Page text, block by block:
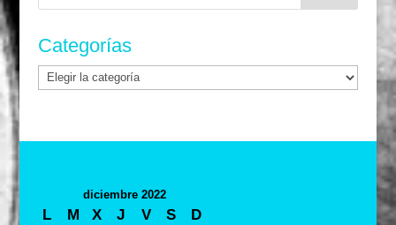
Categorías
Categorías
diciembre 2022
L M X J V S
D